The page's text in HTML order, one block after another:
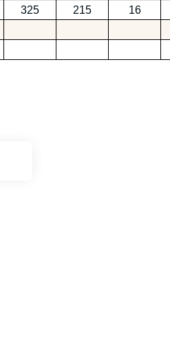
325 215 16